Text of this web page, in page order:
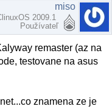
miso
2009.1
Používateľ
remaster (az na
testovane na asus
znamena ze je